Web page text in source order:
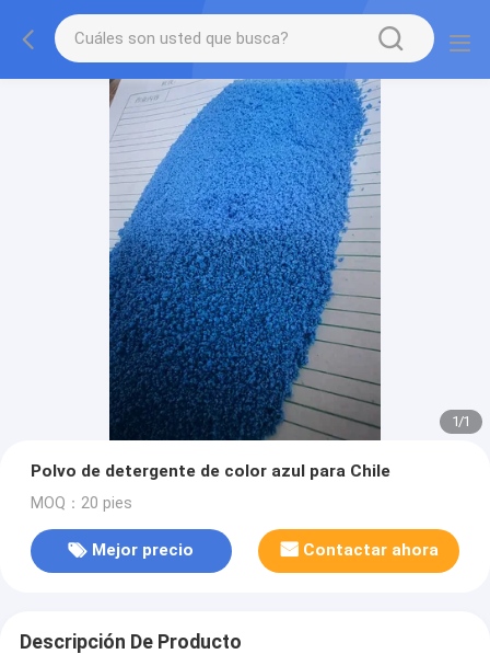
1/1
Polvo de detergente de color azul para Chile
MOQ：20 pies
Mejor precio Contactar ahora
Descripción De Producto